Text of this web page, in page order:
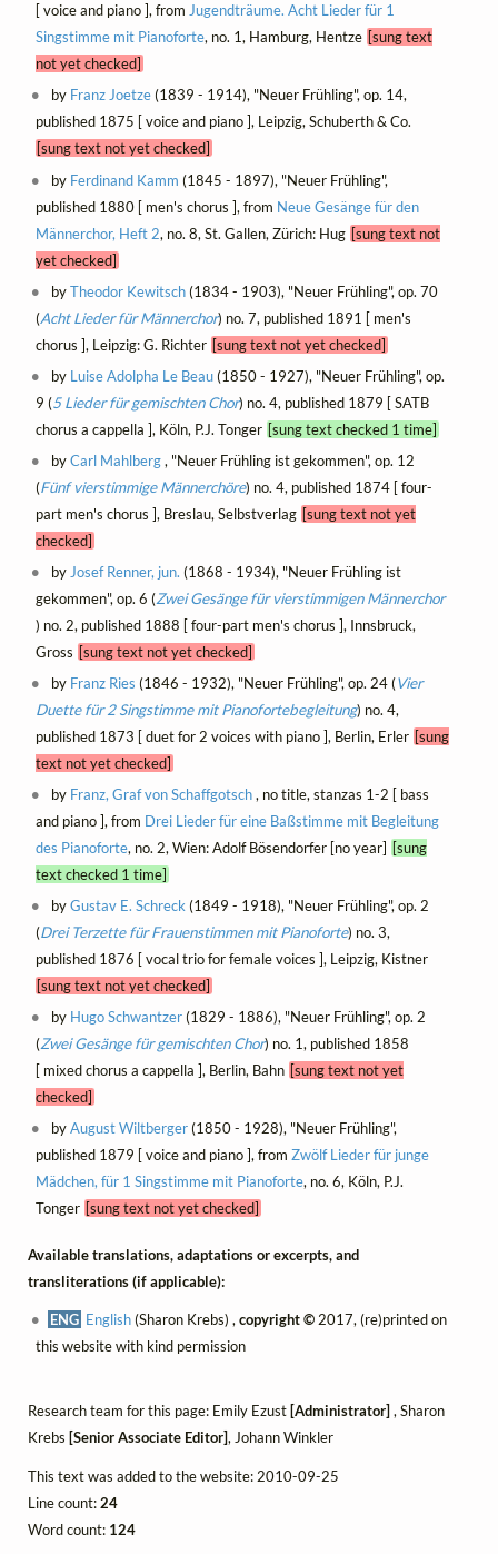
[ voice and piano ], from Jugendträume. Acht Lieder für 1
Singstimme mit Pianoforte, no. 1, Hamburg, Hentze [sung text
not yet checked]
by Franz Joetze(1839 - 1914), "Neuer Frühling", op. 14,
published 1875 [ voice and piano ], Leipzig, Schuberth & Co.
[sung text not yet checked]
by Ferdinand Kamm (1845 - 1897), "Neuer Frühling",
published 1880 [ men's chorus ], from Neue Gesänge für den
Männerchor, Heft 2, no. 8, St. Gallen, Zürich: Hug [sung text not
yet checked]
byTheodor Kewitsch(1834 - 1903), "Neuer Frühling", op. 70
(Acht Lieder für Männerchor) no. 7, published 1891 [ men's
chorus ], Leipzig: G. Richter [sung text not yet checked]
by Luise Adolpha Le Beau(1850 - 1927), "Neuer Frühling", op.
9 (5 Lieder für gemischten Chor) no. 4, published 1879 [ SATB
chorus a cappella ], Köln, P.J. Tonger [sung text checked 1 time]
byCarl Mahlberg, "Neuer Frühling ist gekommen", op. 12
(Fünf vierstimmige Männerchöre) no. 4, published 1874 [ four-
part men's chorus ], Breslau, Selbstverlag [sung text not yet
checked]
by Josef Renner, jun. (1868 - 1934), "Neuer Frühling ist
gekommen", op. 6 (Zwei Gesänge für vierstimmigen Männerchor
) no. 2, published 1888 [ four-part men's chorus ], Innsbruck,
Gross [sung text not yet checked]
by Franz Ries (1846 - 1932), "Neuer Frühling", op. 24 (Vier
Duette für 2 Singstimme mit Pianofortebegleitung) no. 4,
published 1873 [ duet for 2 voices with piano ], Berlin, Erler [sung
text not yet checked]
by Franz, Graf von Schaffgotsch, no title, stanzas 1-2 [ bass
and piano ], from Drei Lieder für eine Baßstimme mit Begleitung
des Pianoforte, no. 2, Wien: Adolf Bösendorfer [no year] [sung
text checked 1 time]
byGustav E. Schreck (1849 - 1918), "Neuer Frühling", op. 2
(Drei Terzette für Frauenstimmen mit Pianoforte) no. 3,
published 1876 [ vocal trio for female voices ], Leipzig, Kistner
[sung text not yet checked]
by Hugo Schwantzer(1829 - 1886), "Neuer Frühling", op. 2
(Zwei Gesänge für gemischten Chor) no. 1, published 1858
[ mixed chorus a cappella ], Berlin, Bahn [sung text not yet
checked]
byAugust Wiltberger(1850 - 1928), "Neuer Frühling",
published 1879 [ voice and piano ], from Zwölf Lieder für junge
Mädchen, für 1 Singstimme mit Pianoforte, no. 6, Köln, P.J.
Tonger [sung text not yet checked]
Available translations, adaptations or excerpts, and
transliterations (if applicable):
ENG English(Sharon Krebs) ,copyright ©2017, (re)printed on
this website with kind permission
Research team for this page: Emily Ezust [Administrator] , Sharon
Krebs [Senior Associate Editor], Johann Winkler
This text was added to the website: 2010-09-25
Line count:24
Word count: 124